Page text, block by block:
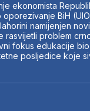
ekonomista
BiH
namijenjen
rasvijetli problem
fokus edukacije
posljedice koje